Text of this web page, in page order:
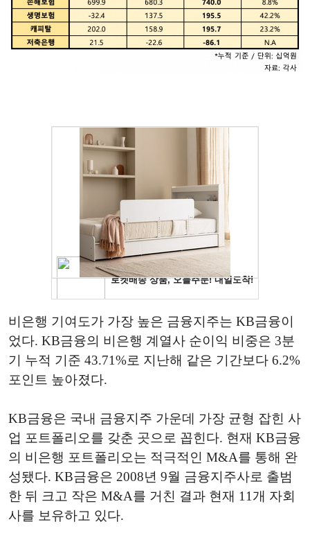
비은행 기여도가 가장 높은 금융지주는 KB금융이
었다. KB금융의 비은행 계열사 순이익 비중은 3분
기 누적 기준 43.71%로 지난해 같은 기간보다 6.2%
포인트 높아졌다.
KB금융은 국내 금융지주 가운데 가장 균형 잡힌 사
업 포트폴리오를 갖춘 곳으로 꼽힌다. 현재 KB금융
의 비은행 포트폴리오는 적극적인 M&A를 통해 완
성됐다. KB금융은 2008년 9월 금융지주사로 출범
한 뒤 크고 작은 M&A를 거친 결과 현재 11개 자회
사를 보유하고 있다.